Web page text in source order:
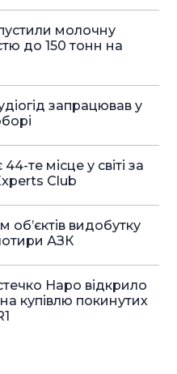
молочну
до 150 тонн на
запрацював у
те місце у світі за
Club
об’єктів видобутку
АЗК
Наро відкрило
купівлю покинутих